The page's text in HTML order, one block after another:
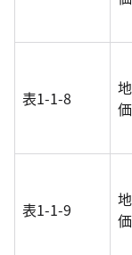
表1-1-8
表1-1-9